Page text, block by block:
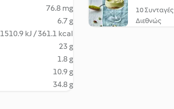
76.8 mg
6.7 g
1510.9 kJ / 361.1 kcal
23 g
1.8 g
10.9 g
34.8 g
10 Συνταγές
Διεθνώς